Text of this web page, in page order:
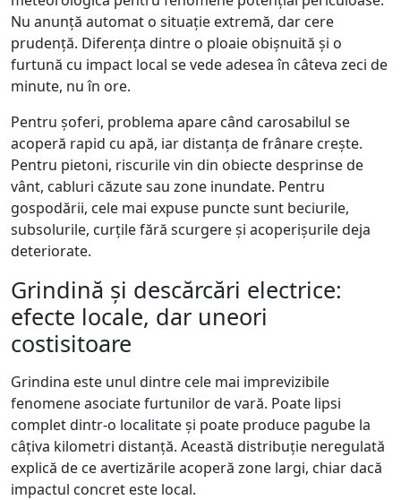
Nu anunță automat o situație extremă, dar cere
prudență. Diferența dintre o ploaie obișnuită și o
furtună cu impact local se vede adesea în câteva zeci de
minute, nu în ore.
Pentru șoferi, problema apare când carosabilul se
acoperă rapid cu apă, iar distanța de frânare crește.
Pentru pietoni, riscurile vin din obiecte desprinse de
vânt, cabluri căzute sau zone inundate. Pentru
gospodării, cele mai expuse puncte sunt beciurile,
subsolurile, curțile fără scurgere și acoperișurile deja
deteriorate.
Grindină și descărcări electrice:
efecte locale, dar uneori
costisitoare
Grindina este unul dintre cele mai imprevizibile
fenomene asociate furtunilor de vară. Poate lipsi
complet dintr-o localitate și poate produce pagube la
câțiva kilometri distanță. Această distribuție neregulată
explică de ce avertizările acoperă zone largi, chiar dacă
impactul concret este local.